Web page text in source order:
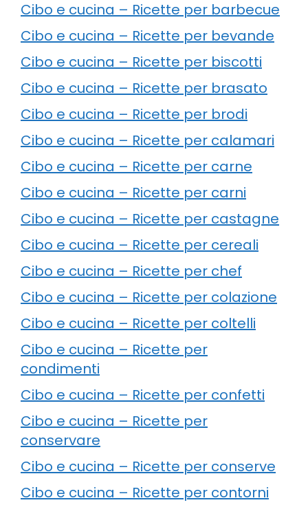
Cibo e cucina – Ricette per barbecue
Cibo e cucina – Ricette per bevande
Cibo e cucina – Ricette per biscotti
Cibo e cucina – Ricette per brasato
Cibo e cucina – Ricette per brodi
Cibo e cucina – Ricette per calamari
Cibo e cucina – Ricette per carne
Cibo e cucina – Ricette per carni
Cibo e cucina – Ricette per castagne
Cibo e cucina – Ricette per cereali
Cibo e cucina – Ricette per chef
Cibo e cucina – Ricette per colazione
Cibo e cucina – Ricette per coltelli
Cibo e cucina – Ricette per
condimenti
Cibo e cucina – Ricette per confetti
Cibo e cucina – Ricette per
conservare
Cibo e cucina – Ricette per conserve
Cibo e cucina – Ricette per contorni